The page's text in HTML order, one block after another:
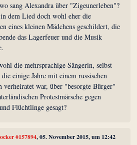
sang Alexandra über "Zigeunerleben"?
dem Lied doch wohl eher die
eines kleinen Mädchens geschildert, die
das Lagerfeuer und die Musik
die mehrsprachige Sängerin, selbst
einige Jahre mit einem russischen
verheiratet war, über "besorgte Bürger"
Protestmärsche gegen
Flüchtlinge gesagt?
#157894, 05. November 2015, um 12:42